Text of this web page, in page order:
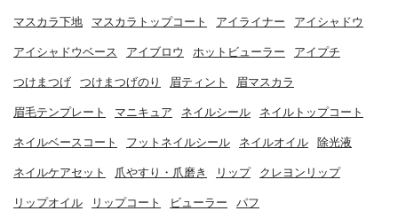
マスカラ下地 マスカラトップコート アイライナー アイシャドウ
アイシャドウベース アイブロウ ホットビューラー アイプチ
つけまつげ つけまつげのり 眉ティント 眉マスカラ
眉毛テンプレート マニキュア ネイルシール ネイルトップコート
ネイルベースコート フットネイルシール ネイルオイル 除光液
ネイルケアセット 爪やすり・爪磨き リップ クレヨンリップ
リップオイル リップコート ビューラー パフ